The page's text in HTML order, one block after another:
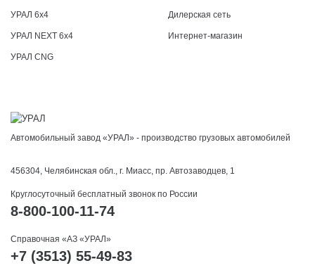
УРАЛ 6x4
УРАЛ NEXT 6x4
УРАЛ CNG
Дилерская сеть
Интернет-магазин
Автомобильный завод «УРАЛ» - производство грузовых автомобилей
456304, Челябинская обл., г. Миасс, пр. Автозаводцев, 1
Круглосуточный бесплатный звонок по России
8-800-100-11-74
Справочная «АЗ «УРАЛ»
+7 (3513) 55-49-83